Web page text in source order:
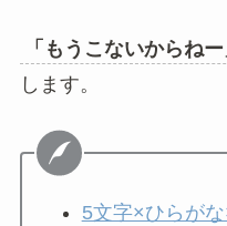
「もうこないからねー
します。
5文字×ひらが